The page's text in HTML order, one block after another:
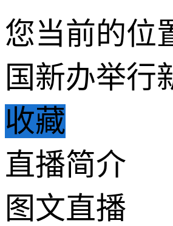
您当前的位
国新办举行
收藏
直播简介
图文直播